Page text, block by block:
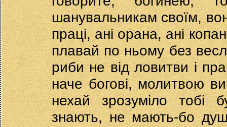
шанувальникам своїм,
праці, ані орана, ані
плавай по ньому без
риби не від ловитви і
наче богові, молитвою
нехай зрозуміло тобі
знають, не мають-бо